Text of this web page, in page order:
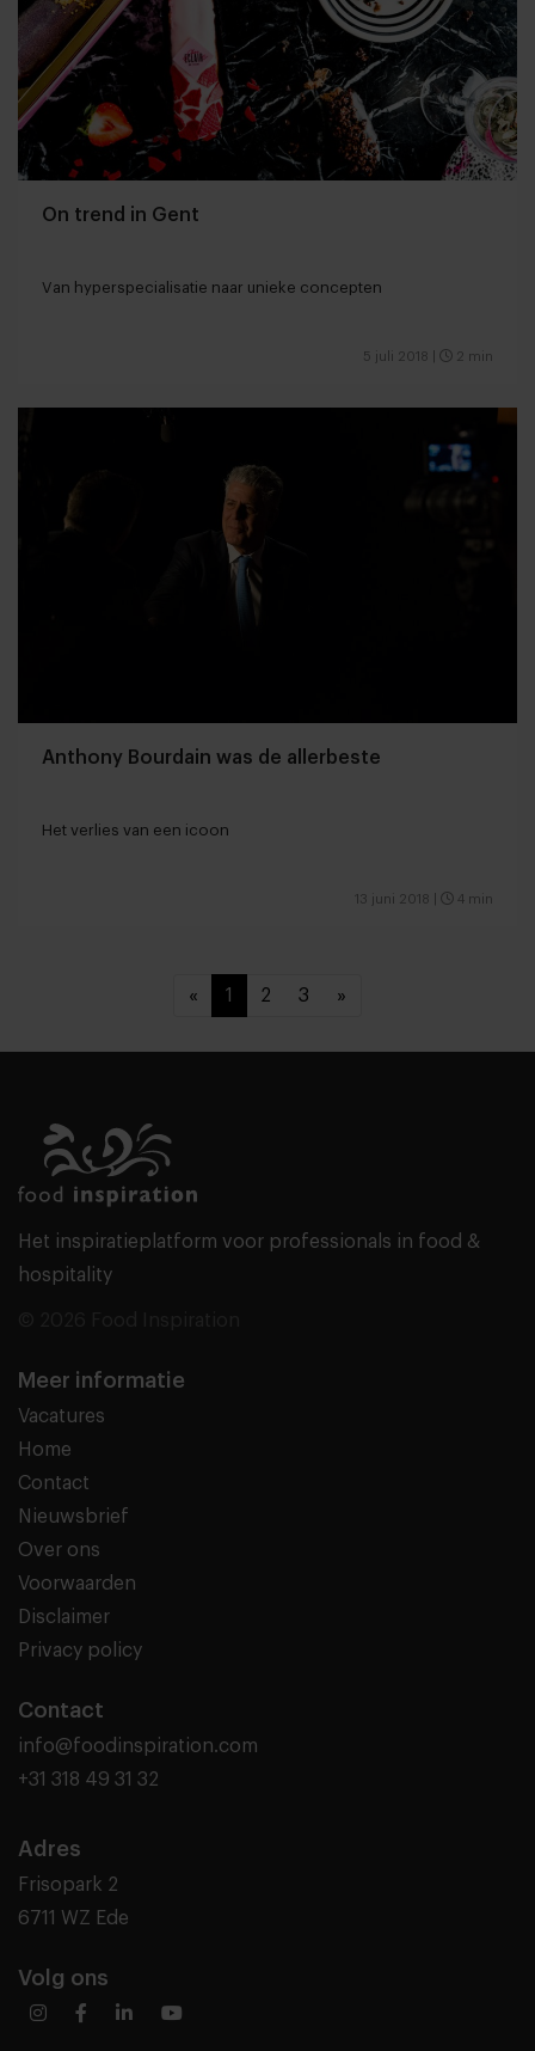
On trend in Gent
Van hyperspecialisatie naar unieke concepten
5 juli 2018 2 min
Anthony Bourdain was de allerbeste
Het verlies van een icoon
13 juni 2018 4 min
« 1 2 3 »
Het inspiratieplatform voor professionals in food &
hospitality
Meer informatie
Vacatures
Home
Contact
Nieuwsbrief
Over ons
Voorwaarden
Disclaimer
Privacy policy
Contact
info@foodinspiration.com
+31 318 49 31 32
Adres
Frisopark 2
6711 WZ Ede
Volg ons